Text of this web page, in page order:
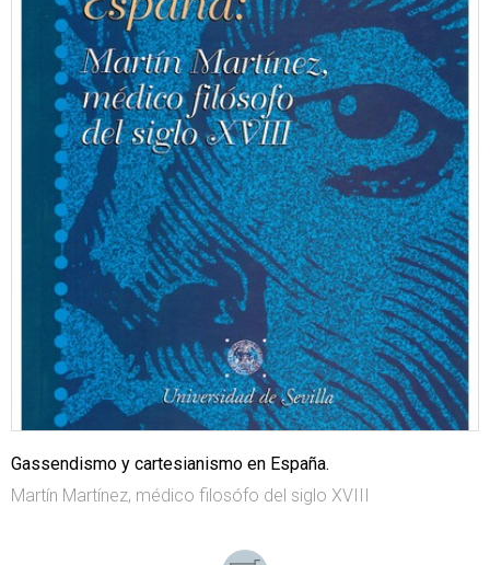
Gassendismo y cartesianismo en España.
Martín Martínez, médico filosófo del siglo XVIII